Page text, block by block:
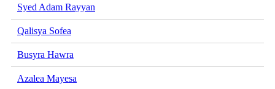
Syed Adam Rayyan
Qalisya Sofea
Busyra Hawra
Azalea Mayesa